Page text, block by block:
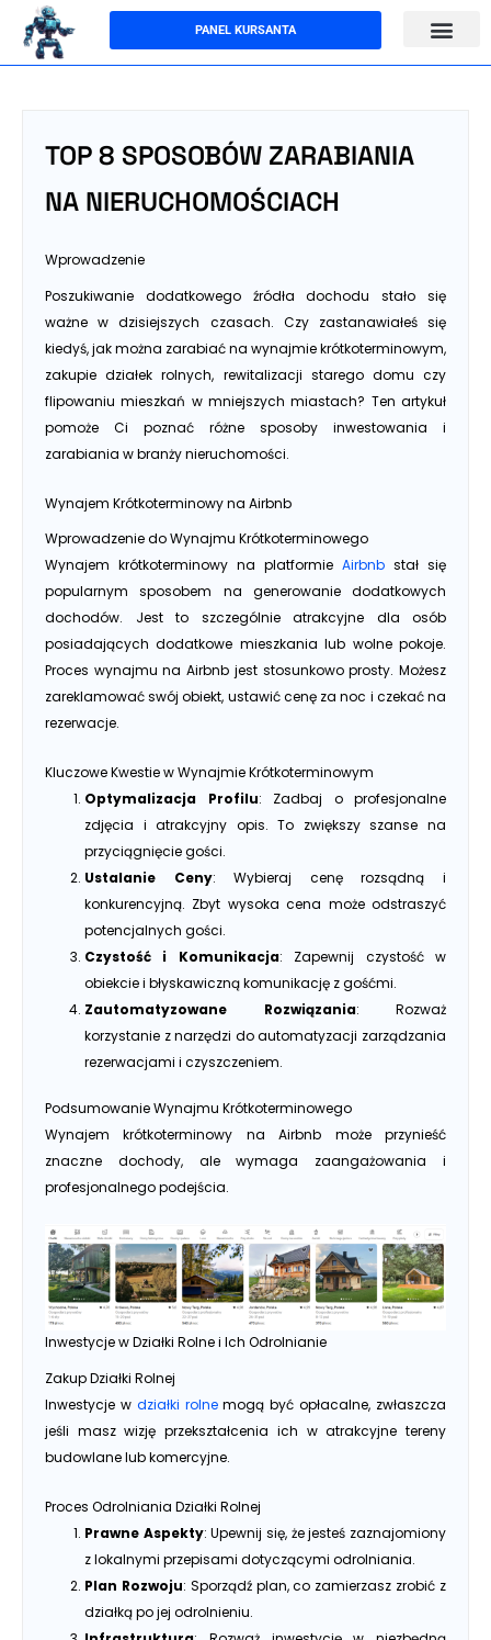
Przejdź
treści
PANEL KURSANTA
TOP 8 SPOSOBÓW ZARABIANIA
NA NIERUCHOMOŚCIACH
Wprowadzenie
Poszukiwanie dodatkowego źródła dochodu stało się
ważne w dzisiejszych czasach. Czy zastanawiałeś się
kiedyś, jak można zarabiać na wynajmie krótkoterminowym,
zakupie działek rolnych, rewitalizacji starego domu czy
flipowaniu mieszkań w mniejszych miastach? Ten artykuł
pomoże Ci poznać różne sposoby inwestowania i
zarabiania w branży nieruchomości.
Wynajem Krótkoterminowy na Airbnb
Wprowadzenie do Wynajmu Krótkoterminowego
Wynajem krótkoterminowy na platformie Airbnb stał się
popularnym sposobem na generowanie dodatkowych
dochodów. Jest to szczególnie atrakcyjne dla osób
posiadających dodatkowe mieszkania lub wolne pokoje.
Proces wynajmu na Airbnb jest stosunkowo prosty. Możesz
zareklamować swój obiekt, ustawić cenę za noc i czekać na
rezerwacje.
Kluczowe Kwestie w Wynajmie Krótkoterminowym
Optymalizacja Profilu: Zadbaj o profesjonalne
zdjęcia i atrakcyjny opis. To zwiększy szanse na
przyciągnięcie gości.
Ustalanie Ceny: Wybieraj cenę rozsądną i
konkurencyjną. Zbyt wysoka cena może odstraszyć
potencjalnych gości.
Czystość i Komunikacja: Zapewnij czystość w
obiekcie i błyskawiczną komunikację z gośćmi.
Zautomatyzowane Rozwiązania: Rozważ
korzystanie z narzędzi do automatyzacji zarządzania
rezerwacjami i czyszczeniem.
Podsumowanie Wynajmu Krótkoterminowego
Wynajem krótkoterminowy na Airbnb może przynieść
znaczne dochody, ale wymaga zaangażowania i
profesjonalnego podejścia.
Inwestycje w Działki Rolne i Ich Odrolnianie
Zakup Działki Rolnej
Inwestycje w działki rolnemogą być opłacalne, zwłaszcza
jeśli masz wizję przekształcenia ich w atrakcyjne tereny
budowlane lub komercyjne.
Proces Odrolniania Działki Rolnej
Prawne Aspekty: Upewnij się, że jesteś zaznajomiony
z lokalnymi przepisami dotyczącymi odrolniania.
Plan Rozwoju: Sporządź plan, co zamierzasz zrobić z
działką po jej odrolnieniu.